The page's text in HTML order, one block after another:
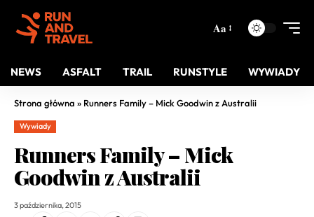
Aa
NEWS ASFALT TRAIL RUNSTYLE WYWIADY
Strona główna » Runners Family – Mick Goodwin z Australii
Wywiady
Runners Family – Mick
Goodwin z Australii
3 października, 2015